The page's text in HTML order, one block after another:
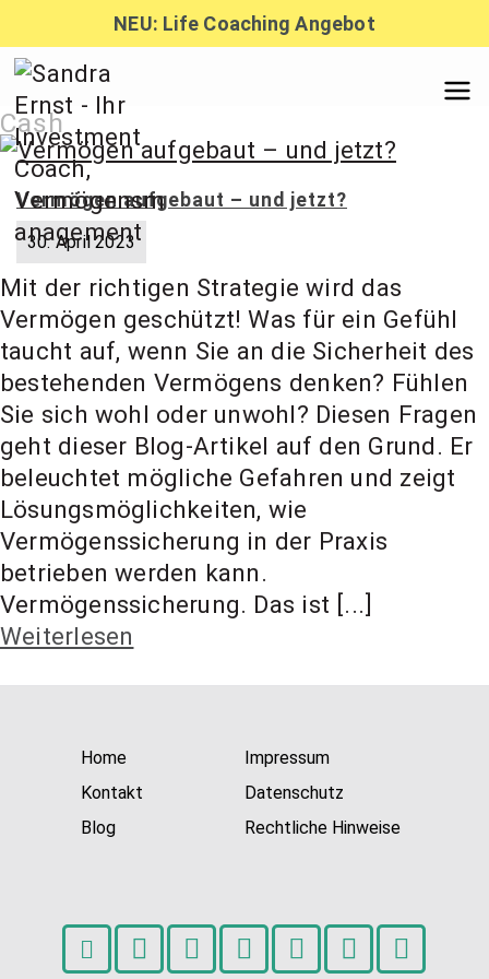
Inhalt
springen
NEU: Life Coaching Angebot
Sandra
Ernst –
Finanzber
atung,
Investmen
t Coach,
Anlageber
atung
Cash
Vermögen aufgebaut – und jetzt?
30. April 2023
Mit der richtigen Strategie wird das
Vermögen geschützt! Was für ein Gefühl
taucht auf, wenn Sie an die Sicherheit des
bestehenden Vermögens denken? Fühlen
Sie sich wohl oder unwohl? Diesen Fragen
geht dieser Blog-Artikel auf den Grund. Er
beleuchtet mögliche Gefahren und zeigt
Lösungsmöglichkeiten, wie
Vermögenssicherung in der Praxis
betrieben werden kann.
Vermögenssicherung. Das ist [...]
Weiterlesen
Home
Kontakt
Blog
Impressum
Datenschutz
Rechtliche Hinweise